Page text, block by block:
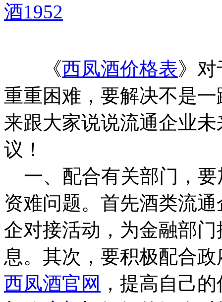
酒1952
《西凤酒价格表》
重重困难，要解决不是
来跟大家说说流通企业
议！
一、配合有关部门，要
资难问题。首先酒类流
企对接活动，为金融部
息。其次，要积极配合
西凤酒官网 ，提高自己